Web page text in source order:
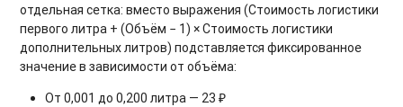
отдельная сетка: вместо выражения (Стоимость логистики
первого литра + (Объём − 1) × Стоимость логистики
дополнительных литров) подставляется фиксированное
значение в зависимости от объёма:
От 0,001 до 0,200 литра — 23 ₽